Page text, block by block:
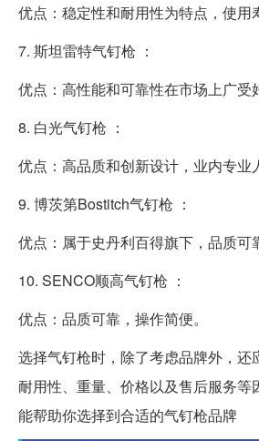
优点：稳定性和耐用性为特点，使用
7. 斯坦雷特气钉枪 ：
优点：高性能和可靠性在市场上广受
8. 白光气钉枪 ：
优点：高品质和创新设计，业内专业
9. 博茨第Bostitch气钉枪 ：
优点：属于史丹利百得旗下，品质可
10. SENCO顺高气钉枪 ：
优点：品质可靠，操作简便。
选择气钉枪时，除了考虑品牌外，还
耐用性、重量、价格以及售后服务等
能帮助你选择到合适的气钉枪品牌